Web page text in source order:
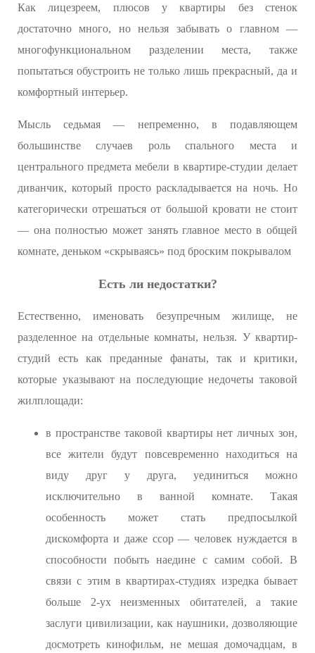
Как лицезреем, плюсов у квартиры без стенок
достаточно много, но нельзя забывать о главном —
многофункциональном разделении места, также
попытаться обустроить не только лишь прекрасный, да и
комфортный интерьер.
Мысль седьмая — непременно, в подавляющем
большинстве случаев роль спального места и
центрального предмета мебели в квартире-студии делает
диванчик, который просто раскладывается на ночь. Но
категорически отрешаться от большой кровати не стоит
— она полностью может занять главное место в общей
комнате, деньком «скрываясь» под броским покрывалом
Есть ли недостатки?
Естественно, именовать безупречным жилище, не
разделенное на отдельные комнаты, нельзя. У квартир-
студий есть как преданные фанаты, так и критики,
которые указывают на последующие недочеты таковой
жилплощади:
в пространстве таковой квартиры нет личных зон,
все жители будут повсевременно находиться на
виду друг у друга, уединиться можно
исключительно в ванной комнате. Такая
особенность может стать предпосылкой
дискомфорта и даже ссор — человек нуждается в
способности побыть наедине с самим собой. В
связи с этим в квартирах-студиях изредка бывает
больше 2-ух неизменных обитателей, а такие
заслуги цивилизации, как наушники, дозволяющие
досмотреть кинофильм, не мешая домочадцам, в